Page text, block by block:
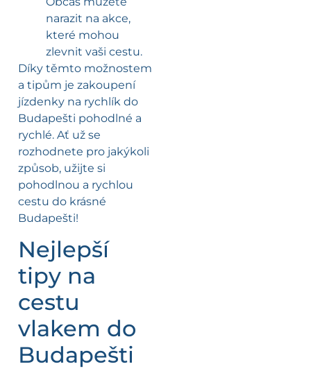
narazit na akce,
které mohou
zlevnit vaši cestu.
Díky těmto možnostem
a tipům je zakoupení
jízdenky na rychlík do
Budapešti pohodlné a
rychlé. Ať už se
rozhodnete pro jakýkoli
způsob, užijte si
pohodlnou a rychlou
cestu do krásné
Budapešti!
Nejlepší
tipy na
cestu
vlakem do
Budapešti